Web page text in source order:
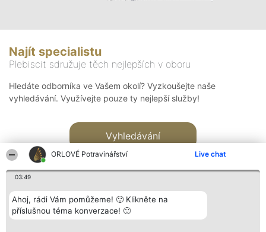
ORLOVÉ Potravinářství Live chat
03:49
Ahoj, rádi Vám pomůžeme! 🙂 Klikněte na
příslušnou téma konverzace! 🙂
Najít specialistu
Plebiscit sdružuje těch nejlepších v oboru
Hledáte odborníka ve Vašem okolí? Vyzkoušejte naše
vyhledávání. Využívejte pouze ty nejlepší služby!
Vyhledávání